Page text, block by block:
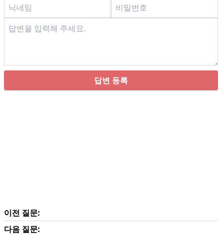
답변 등록
이전 질문:
다음 질문: